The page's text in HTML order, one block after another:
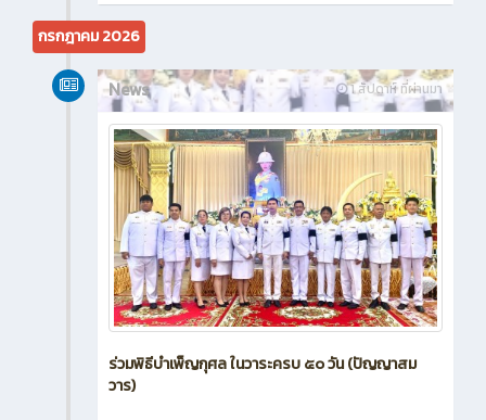
กรกฎาคม 2026
1 สัปดาห์ ที่ผ่านมา
News
ร่วมพิธีบำเพ็ญกุศล ในวาระครบ ๕๐ วัน (ปัญญาสม
วาร)